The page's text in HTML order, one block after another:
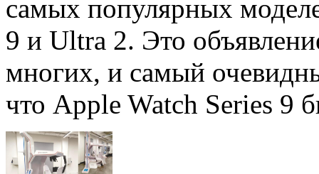
самых популярных
9 и Ultra 2. Это
многих, и самый
что Apple Watch Series 9